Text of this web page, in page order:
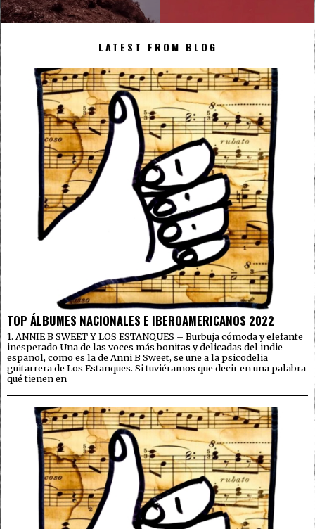
LATEST FROM BLOG
TOP ÁLBUMES NACIONALES E IBEROAMERICANOS 2022
1. ANNIE B SWEET Y LOS ESTANQUES – Burbuja cómoda y elefante
inesperado Una de las voces más bonitas y delicadas del indie
español, como es la de Anni B Sweet, se une a la psicodelia
guitarrera de Los Estanques. Si tuviéramos que decir en una palabra
qué tienen en